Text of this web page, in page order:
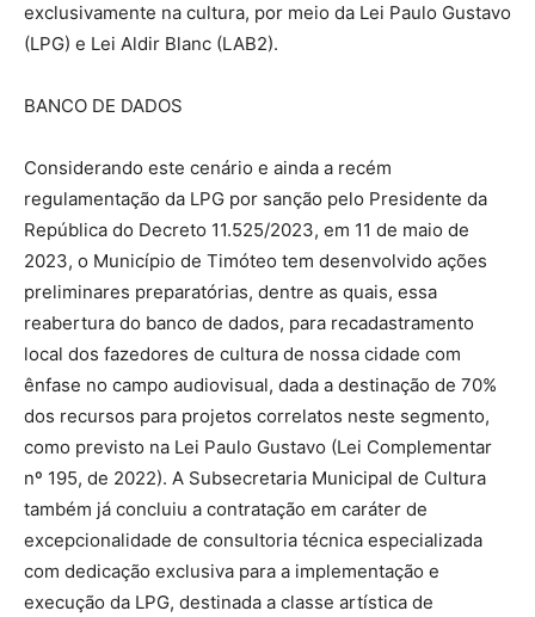
exclusivamente na cultura, por meio da Lei Paulo Gustavo
(LPG) e Lei Aldir Blanc (LAB2).
BANCO DE DADOS
Considerando este cenário e ainda a recém
regulamentação da LPG por sanção pelo Presidente da
República do Decreto 11.525/2023, em 11 de maio de
2023, o Município de Timóteo tem desenvolvido ações
preliminares preparatórias, dentre as quais, essa
reabertura do banco de dados, para recadastramento
local dos fazedores de cultura de nossa cidade com
ênfase no campo audiovisual, dada a destinação de 70%
dos recursos para projetos correlatos neste segmento,
como previsto na Lei Paulo Gustavo (Lei Complementar
nº 195, de 2022). A Subsecretaria Municipal de Cultura
também já concluiu a contratação em caráter de
excepcionalidade de consultoria técnica especializada
com dedicação exclusiva para a implementação e
execução da LPG, destinada a classe artística de